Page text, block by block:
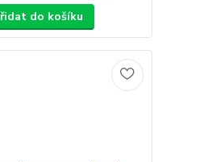
do košíku